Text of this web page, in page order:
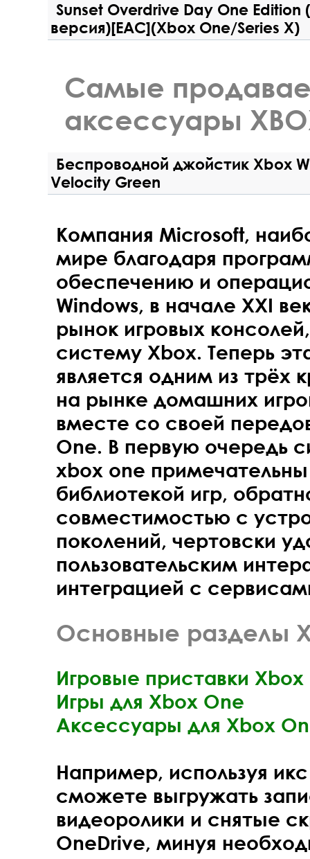
Sunset Overdrive Day One Edition
версия)[EAC](Xbox One/Series X)
Самые
аксессуары
Беспроводной джойстик Xbox
Velocity Green
Компания Microsoft,
мире благодаря
обеспечению и
Windows, в начале XXI
рынок игровых
систему Xbox. Теперь
является одним из трёх
на рынке домашних
вместе со своей
One. В первую очередь
xbox one
библиотекой игр,
совместимостью с
поколений, чертовски
пользовательским
интеграцией с
Основные разделы
Игровые приставки Xbox
Игры для Xbox One
Аксессуары для Xbox
Например, используя
сможете выгружать
видеоролики и снятые
OneDrive, минуя